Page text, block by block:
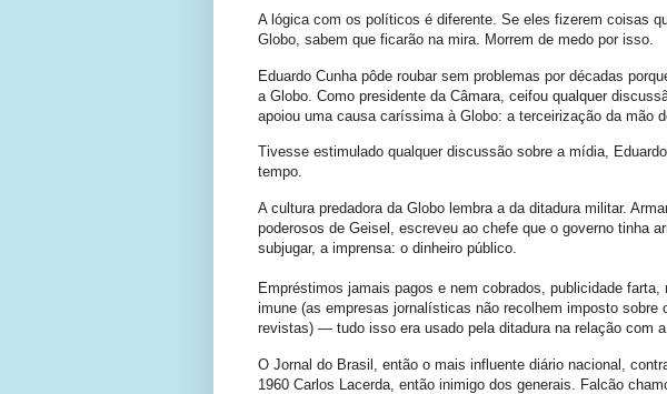
A lógica com os políticos é diferente. Se eles fizerem coisas
Globo, sabem que ficarão na mira. Morrem de medo por isso.
Eduardo Cunha pôde roubar sem problemas por décadas
a Globo. Como presidente da Câmara, ceifou qualquer
apoiou uma causa caríssima à Globo: a terceirização da mão
Tivesse estimulado qualquer discussão sobre a mídia,
tempo.
A cultura predadora da Globo lembra a da ditadura militar.
poderosos de Geisel, escreveu ao chefe que o governo tinha
subjugar, a imprensa: o dinheiro público.
Empréstimos jamais pagos e nem cobrados, publicidade
imune (as empresas jornalísticas não recolhem imposto sobre
revistas) — tudo isso era usado pela ditadura na relação com
O Jornal do Brasil, então o mais influente diário nacional,
1960 Carlos Lacerda, então inimigo dos generais. Falcão